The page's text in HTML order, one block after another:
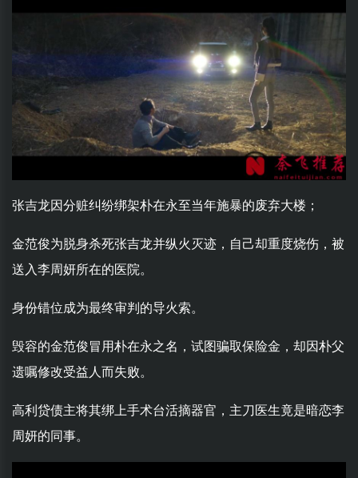
张吉龙因分赃纠纷绑架朴在永至当年施暴的废弃大楼；
金范俊为脱身杀死张吉龙并纵火灭迹，自己却重度烧伤，被
送入李周妍所在的医院。
身份错位成为最终审判的导火索。
毁容的金范俊冒用朴在永之名，试图骗取保险金，却因朴父
遗嘱修改受益人而失败。
高利贷债主将其绑上手术台活摘器官，主刀医生竟是暗恋李
周妍的同事。